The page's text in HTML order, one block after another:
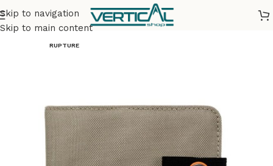
Skip to navigation
Skip to main content
Accueil Vêtements Accessoires
RUPTURE